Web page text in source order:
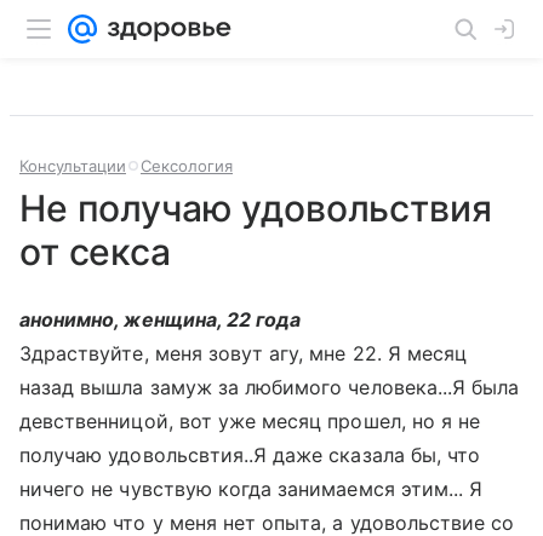
Консультации Сексология
Не получаю удовольствия
от секса
анонимно, женщина, 22 года
Здраствуйте, меня зовут агу, мне 22. Я месяц
назад вышла замуж за любимого человека...Я была
девственницой, вот уже месяц прошел, но я не
получаю удовольсвтия..Я даже сказала бы, что
ничего не чувствую когда занимаемся этим... Я
понимаю что у меня нет опыта, а удовольствие со